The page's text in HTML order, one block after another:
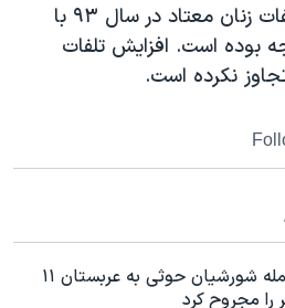
ایران
بنا به همین آمار شمار تلفات زنان معتاد در سال ۹۳ با
مواجه بوده است. افزایش تلفات
حمله شورشیان حوثی به عربستان ۱۱
را مجروح کرد